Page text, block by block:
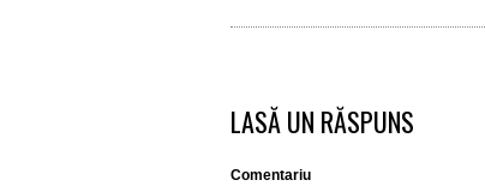
LASĂ UN RĂSPUNS
Comentariu